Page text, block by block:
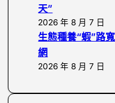
天”
2026 年 8 月 7 日
生態種養“蝦”路
網
2026 年 8 月 7 日